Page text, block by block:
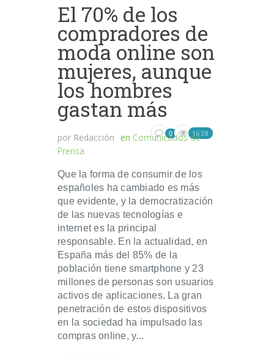
El 70% de los
compradores de
moda online son
mujeres, aunque
los hombres
gastan más
por Redacción en Comunicados de
Prensa
0 1638
Que la forma de consumir de los
españoles ha cambiado es más
que evidente, y la democratización
de las nuevas tecnologías e
internet es la principal
responsable. En la actualidad, en
España más del 85% de la
población tiene smartphone y 23
millones de personas son usuarios
activos de aplicaciones. La gran
penetración de estos dispositivos
en la sociedad ha impulsado las
compras online, y...